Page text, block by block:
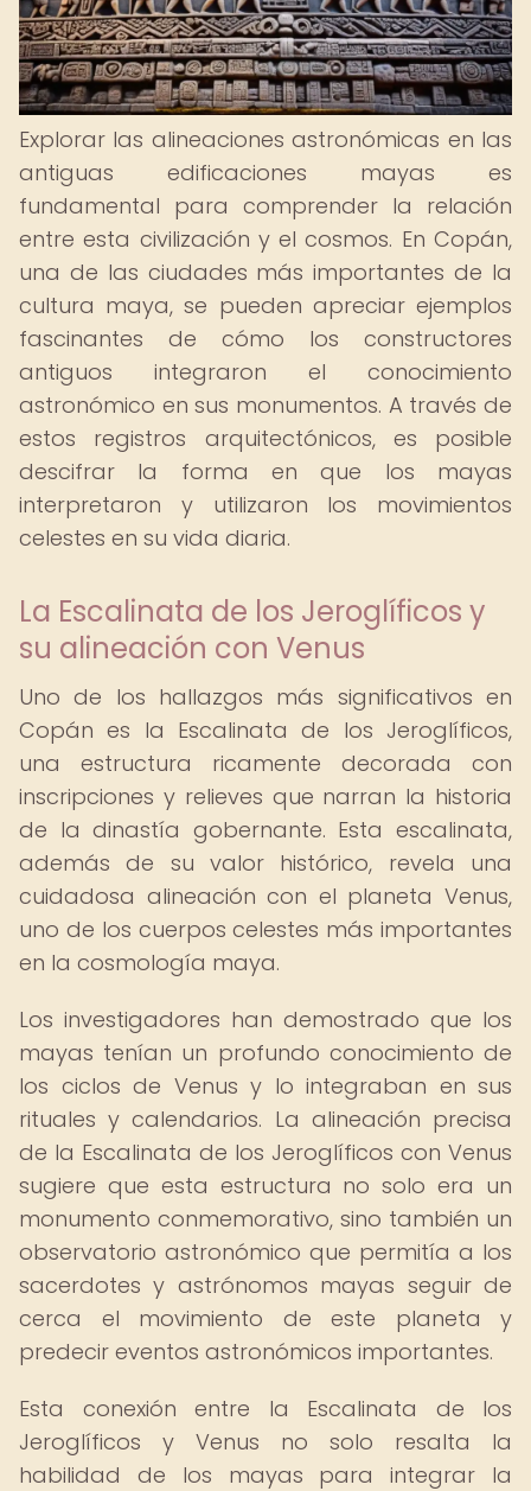
Explorar las alineaciones astronómicas en las
antiguas edificaciones mayas es
fundamental para comprender la relación
entre esta civilización y el cosmos. En Copán,
una de las ciudades más importantes de la
cultura maya, se pueden apreciar ejemplos
fascinantes de cómo los constructores
antiguos integraron el conocimiento
astronómico en sus monumentos. A través de
estos registros arquitectónicos, es posible
descifrar la forma en que los mayas
interpretaron y utilizaron los movimientos
celestes en su vida diaria.
La Escalinata de los Jeroglíficos y
su alineación con Venus
Uno de los hallazgos más significativos en
Copán es la Escalinata de los Jeroglíficos,
una estructura ricamente decorada con
inscripciones y relieves que narran la historia
de la dinastía gobernante. Esta escalinata,
además de su valor histórico, revela una
cuidadosa alineación con el planeta Venus,
uno de los cuerpos celestes más importantes
en la cosmología maya.
Los investigadores han demostrado que los
mayas tenían un profundo conocimiento de
los ciclos de Venus y lo integraban en sus
rituales y calendarios. La alineación precisa
de la Escalinata de los Jeroglíficos con Venus
sugiere que esta estructura no solo era un
monumento conmemorativo, sino también un
observatorio astronómico que permitía a los
sacerdotes y astrónomos mayas seguir de
cerca el movimiento de este planeta y
predecir eventos astronómicos importantes.
Esta conexión entre la Escalinata de los
Jeroglíficos y Venus no solo resalta la
habilidad de los mayas para integrar la